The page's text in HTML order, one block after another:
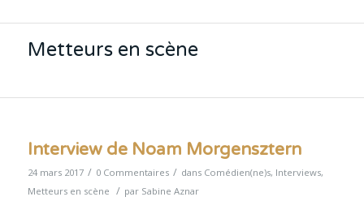
Metteurs en scène
Interview de Noam Morgensztern
24 mars 2017 / 0 Commentaires / dans Comédien(ne)s, Interviews,
Metteurs en scène / par Sabine Aznar